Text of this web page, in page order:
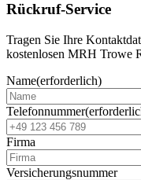
Rückruf-Service
Tragen Sie Ihre
kostenlosen MRH Trowe
Name(erforderlich)
Telefonnummer
Firma
Versicherungsnummer